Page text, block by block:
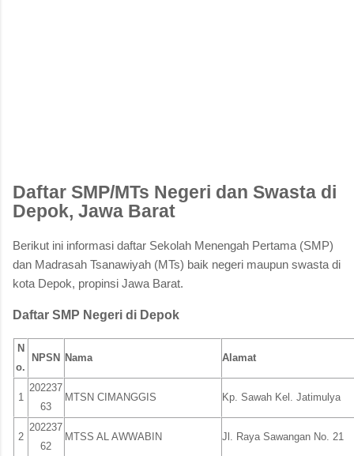
Daftar SMP/MTs Negeri dan Swasta di
Depok, Jawa Barat
Berikut ini informasi daftar Sekolah Menengah Pertama (SMP)
dan Madrasah Tsanawiyah (MTs) baik negeri maupun swasta di
kota Depok, propinsi Jawa Barat.
Daftar SMP Negeri di Depok
N
o.
NPSN Nama Alamat
1
202237
63
MTSN CIMANGGIS Kp. Sawah Kel. Jatimulya
2
202237
62
MTSS AL AWWABIN Jl. Raya Sawangan No. 21